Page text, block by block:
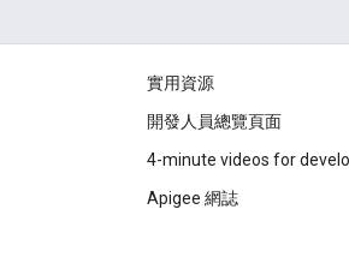
實用資源
開發人員總覽頁面
4-minute videos for
Apigee 網誌